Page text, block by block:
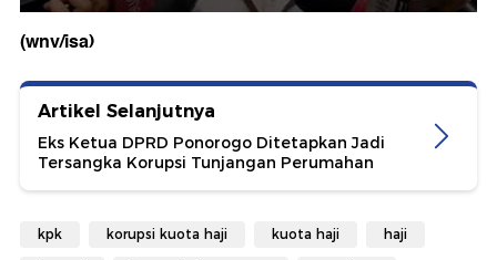
(wnv/isa)
Artikel Selanjutnya
Eks Ketua DPRD Ponorogo Ditetapkan Jadi
Tersangka Korupsi Tunjangan Perumahan
kpk korupsi kuota haji kuota haji haji